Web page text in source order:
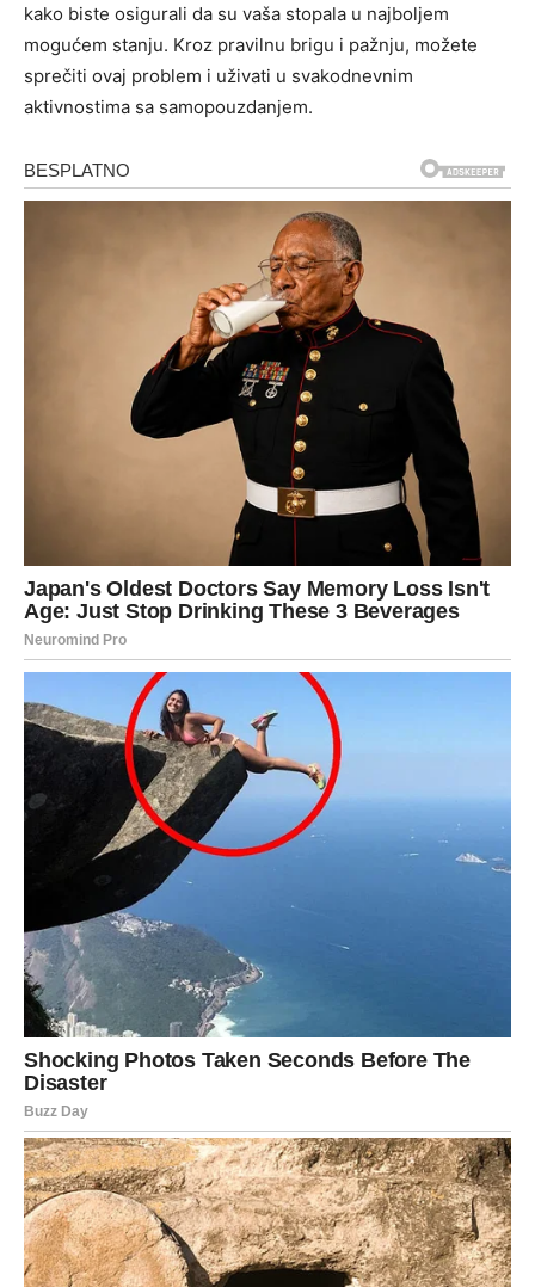
kako biste osigurali da su vaša stopala u najboljem
mogućem stanju. Kroz pravilnu brigu i pažnju, možete
sprečiti ovaj problem i uživati u svakodnevnim
aktivnostima sa samopouzdanjem.